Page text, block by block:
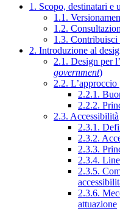
1. Scopo, destinatari e
1.1.
1.2.
1.3. Contribuisci
2. Introduzione al
2.1. Design per
government)
2.2. L’approccio
2.2.1.
2.2.2.
2.3. Accessibilità
2.3.1.
2.3.2.
2.3.3.
2.3.4.
2.3.5.
2.3.6.
attuazione